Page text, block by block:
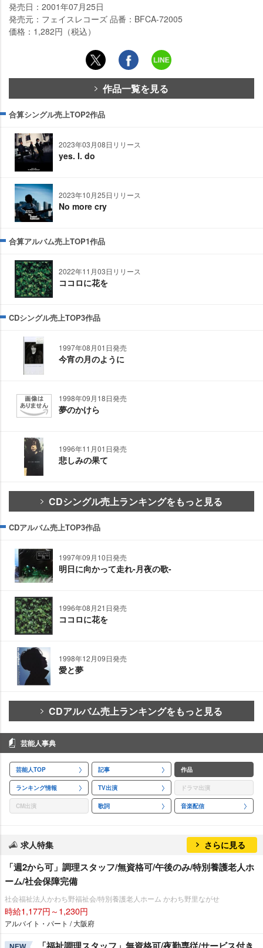
発売日：2001年07月25日
発売元：フェイスレコーズ 品番：BFCA-72005
価格：1,282円（税込）
作品一覧を見る
合算シングル売上TOP2作品
2023年03月08日リリース
yes. I. do
2023年10月25日リリース
No more cry
合算アルバム売上TOP1作品
2022年11月03日リリース
ココロに花を
CDシングル売上TOP3作品
1997年08月01日発売
今宵の月のように
1998年09月18日発売
夢のかけら
1996年11月01日発売
悲しみの果て
CDシングル売上ランキングをもっと見る
CDアルバム売上TOP3作品
1997年09月10日発売
明日に向かって走れ-月夜の歌-
1996年08月21日発売
ココロに花を
1998年12月09日発売
愛と夢
CDアルバム売上ランキングをもっと見る
芸能人事典
芸能人TOP 記事 作品
ランキング情報 TV出演 ドラマ出演
CM出演 歌詞 音楽配信
求人特集 さらに見る
「週2から可」調理スタッフ/無資格可/午後のみ/特別養護老人ホ
ーム/社会保障完備
社会福祉法人かわち野福祉会/特別養護老人ホーム かわち野里ながせ
時給1,177円～1,230円
アルバイト・パート / 大阪府